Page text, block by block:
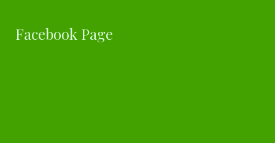
Facebook Page